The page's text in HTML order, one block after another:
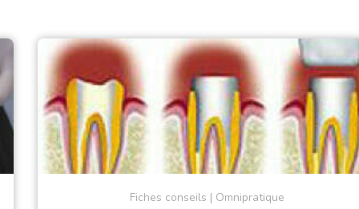
Fiches conseils Omnipratique